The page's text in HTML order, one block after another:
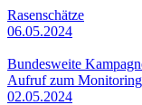
Rasenschätze
06.05.2024
Bundesweite
Aufruf zum Monitoring
02.05.2024